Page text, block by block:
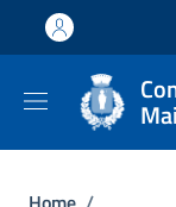
Salta al contenuto
Skip to footer content